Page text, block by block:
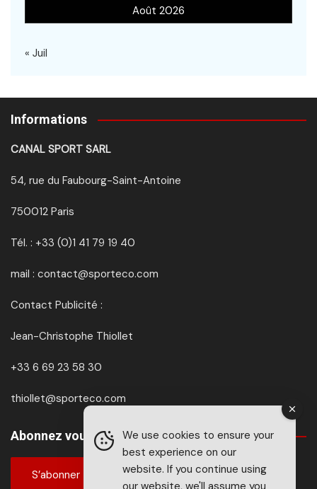
Août 2026
« Juil
Informations
CANAL SPORT SARL
54, rue du Faubourg-Saint-Antoine
750012 Paris
Tél. : +33 (0)1 41 79 19 40
mail : contact@sporteco.com
Contact Publicité :
Jean-Christophe Thiollet
+33 6 69 23 58 30
thiollet@sporteco.com
Abonnez vous à SPORTéco & BIKEéco
S’abonner
We use cookies to ensure your
best experience on our
website. If you continue using
our website, we'll assume you